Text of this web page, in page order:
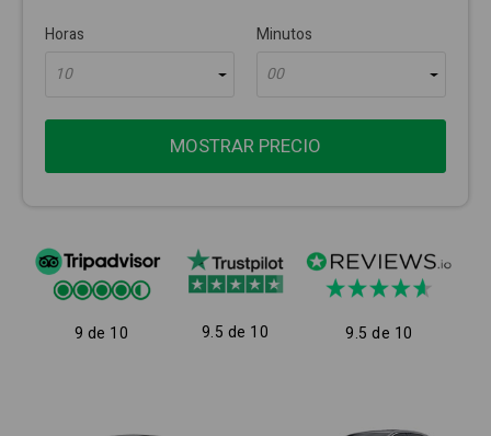
Horas
10
Minutos
00
MOSTRAR PRECIO
9 de 10 9.5 de 10 9.5 de 10